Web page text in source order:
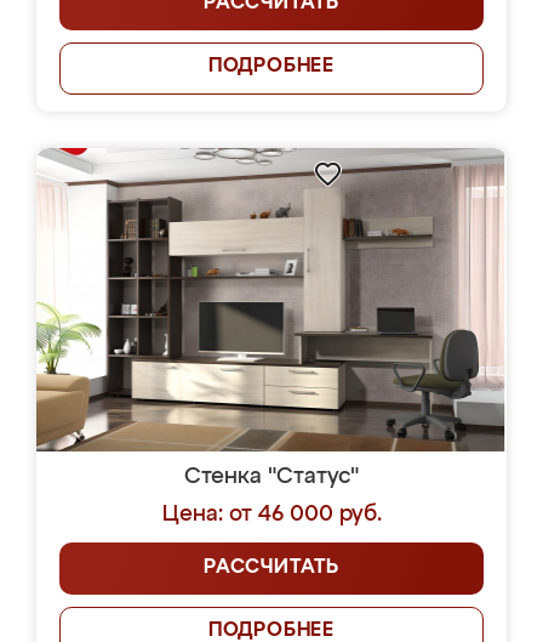
ПОДРОБНЕЕ
Стенка "Статус"
Цена: от 46 000 руб.
РАССЧИТАТЬ
ПОДРОБНЕЕ